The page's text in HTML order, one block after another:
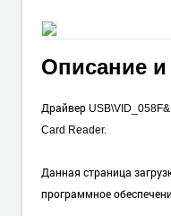
Описание и
Драйвер
Card Reader.
Данная страница
программное